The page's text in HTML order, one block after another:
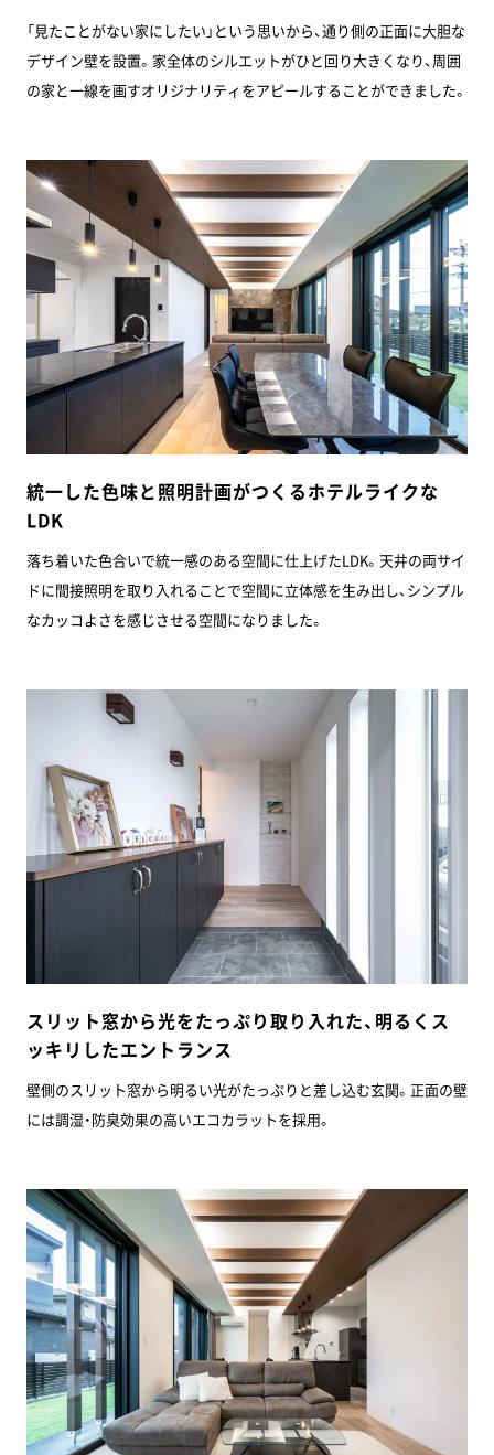
「見たことがない家にしたい」という思いから、通り側の正面に大胆な
デザイン壁を設置。家全体のシルエットがひと回り大きくなり、周囲
の家と一線を画すオリジナリティをアピールすることができました。
統一した色味と照明計画がつくるホテルライクな
LDK
落ち着いた色合いで統一感のある空間に仕上げたLDK。天井の両サイ
ドに間接照明を取り入れることで空間に立体感を生み出し、シンプル
なカッコよさを感じさせる空間になりました。
スリット窓から光をたっぷり取り入れた、明るくス
ッキリしたエントランス
壁側のスリット窓から明るい光がたっぷりと差し込む玄関。正面の壁
には調湿・防臭効果の高いエコカラットを採用。